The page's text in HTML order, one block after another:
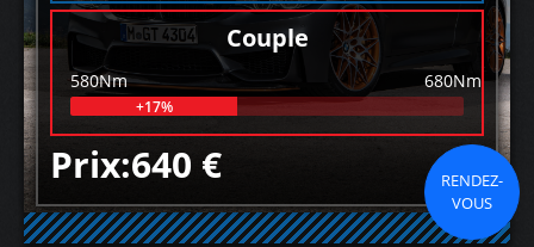
Couple
580Nm 680Nm
+17%
Prix:640 €
RENDEZ-
VOUS